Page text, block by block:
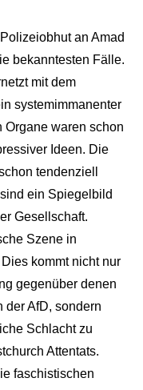
an Amad
bekanntesten Fälle.
mit dem
systemimmanenter
Organe waren schon
Ideen. Die
tendenziell
ein Spiegelbild
Gesellschaft.
Szene in
kommt nicht nur
gegenüber denen
der AfD, sondern
Schlacht zu
Attentats.
faschistischen